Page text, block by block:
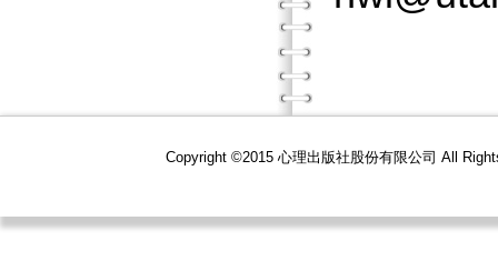
Copyright ©2015 心理出版社股份有限公司 All